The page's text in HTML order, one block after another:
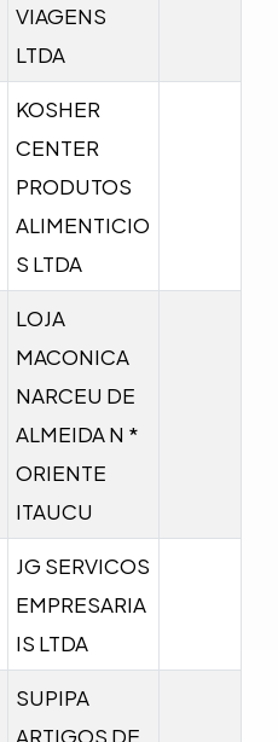
VIAGENS
LTDA
KOSHER
CENTER
PRODUTOS
ALIMENTICIO
S LTDA
LOJA
MACONICA
NARCEU DE
ALMEIDA N *
ORIENTE
ITAUCU
JG SERVICOS
EMPRESARIA
IS LTDA
SUPIPA
ARTIGOS DE